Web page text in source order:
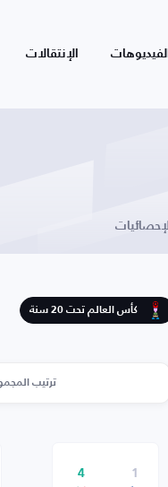
الفيديوهات الإنتقالات
الإحصائيات
كأس العالم تحت 20 سنة
ترتيب
1
4